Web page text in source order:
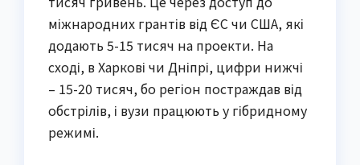
міжнародних грантів від ЄС чи США, які
додають 5-15 тисяч на проекти. На
сході, в Харкові чи Дніпрі, цифри нижчі
– 15-20 тисяч, бо регіон постраждав від
обстрілів, і вузи працюють у гібридному
режимі.